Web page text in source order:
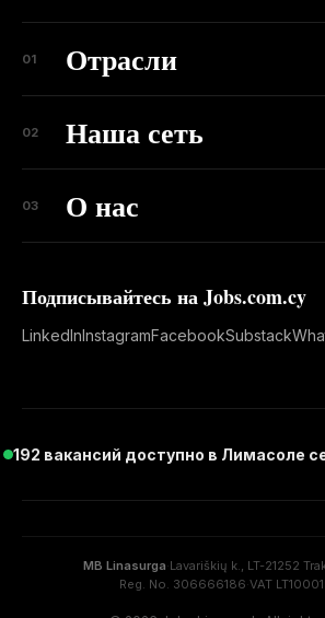
01 Отрасли
02 Наша сеть
03 О нас
Подписывайтесь на Jobs.com.cy
LinkedInInstagramFacebookSubstack
192 вакансий доступно в Лимасоле
MB Linasurga·Lavariškių k., LT-21252
Reg. No. 306666186·VAT